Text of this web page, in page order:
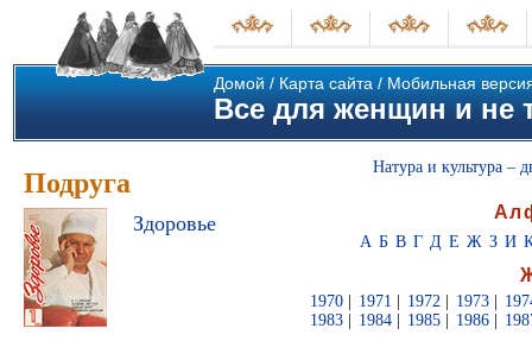
Домой / Карта сайта / Мобильная
Все для женщин и не
Подруга
Здоровье
Натура и культура –
А Б В Г Д Е Ж З И
1970| 1971 1972| 1973|
1983| 1984| 1985| 1986|